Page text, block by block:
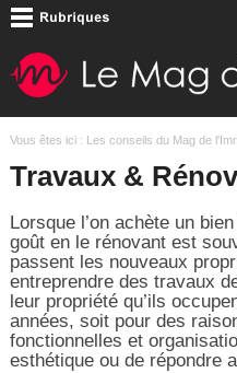
Vous êtes ici : Les conseils du Mag de
Travaux &
Lorsque l’on achète un
goût en le rénovant est
passent les nouveaux
entreprendre des travaux
leur propriété qu’ils
années, soit pour des
fonctionnelles et
esthétique ou de répondre